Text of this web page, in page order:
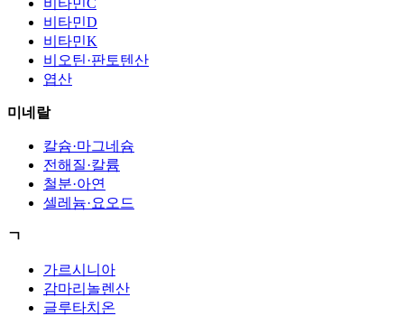
비타민D
비타민K
비오틴·판토텐산
엽산
미네랄
칼슘·마그네슘
전해질·칼륨
철분·아연
셀레늄·요오드
ㄱ
가르시니아
감마리놀렌산
글루타치온